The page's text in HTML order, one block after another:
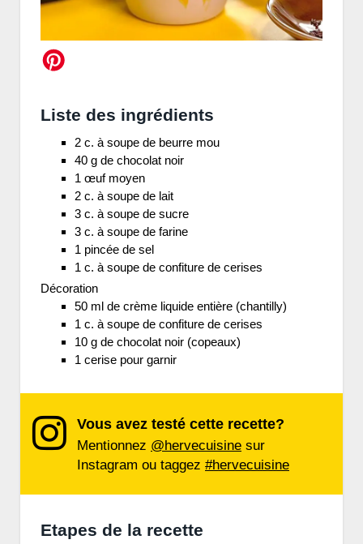
Liste des ingrédients
2 c. à soupe de beurre mou
40 g de chocolat noir
1 œuf moyen
2 c. à soupe de lait
3 c. à soupe de sucre
3 c. à soupe de farine
1 pincée de sel
1 c. à soupe de confiture de cerises
Décoration
50 ml de crème liquide entière (chantilly)
1 c. à soupe de confiture de cerises
10 g de chocolat noir (copeaux)
1 cerise pour garnir
Vous avez testé cette recette?
Mentionnez @hervecuisine sur
Instagram ou taggez #hervecuisine
Etapes de la recette